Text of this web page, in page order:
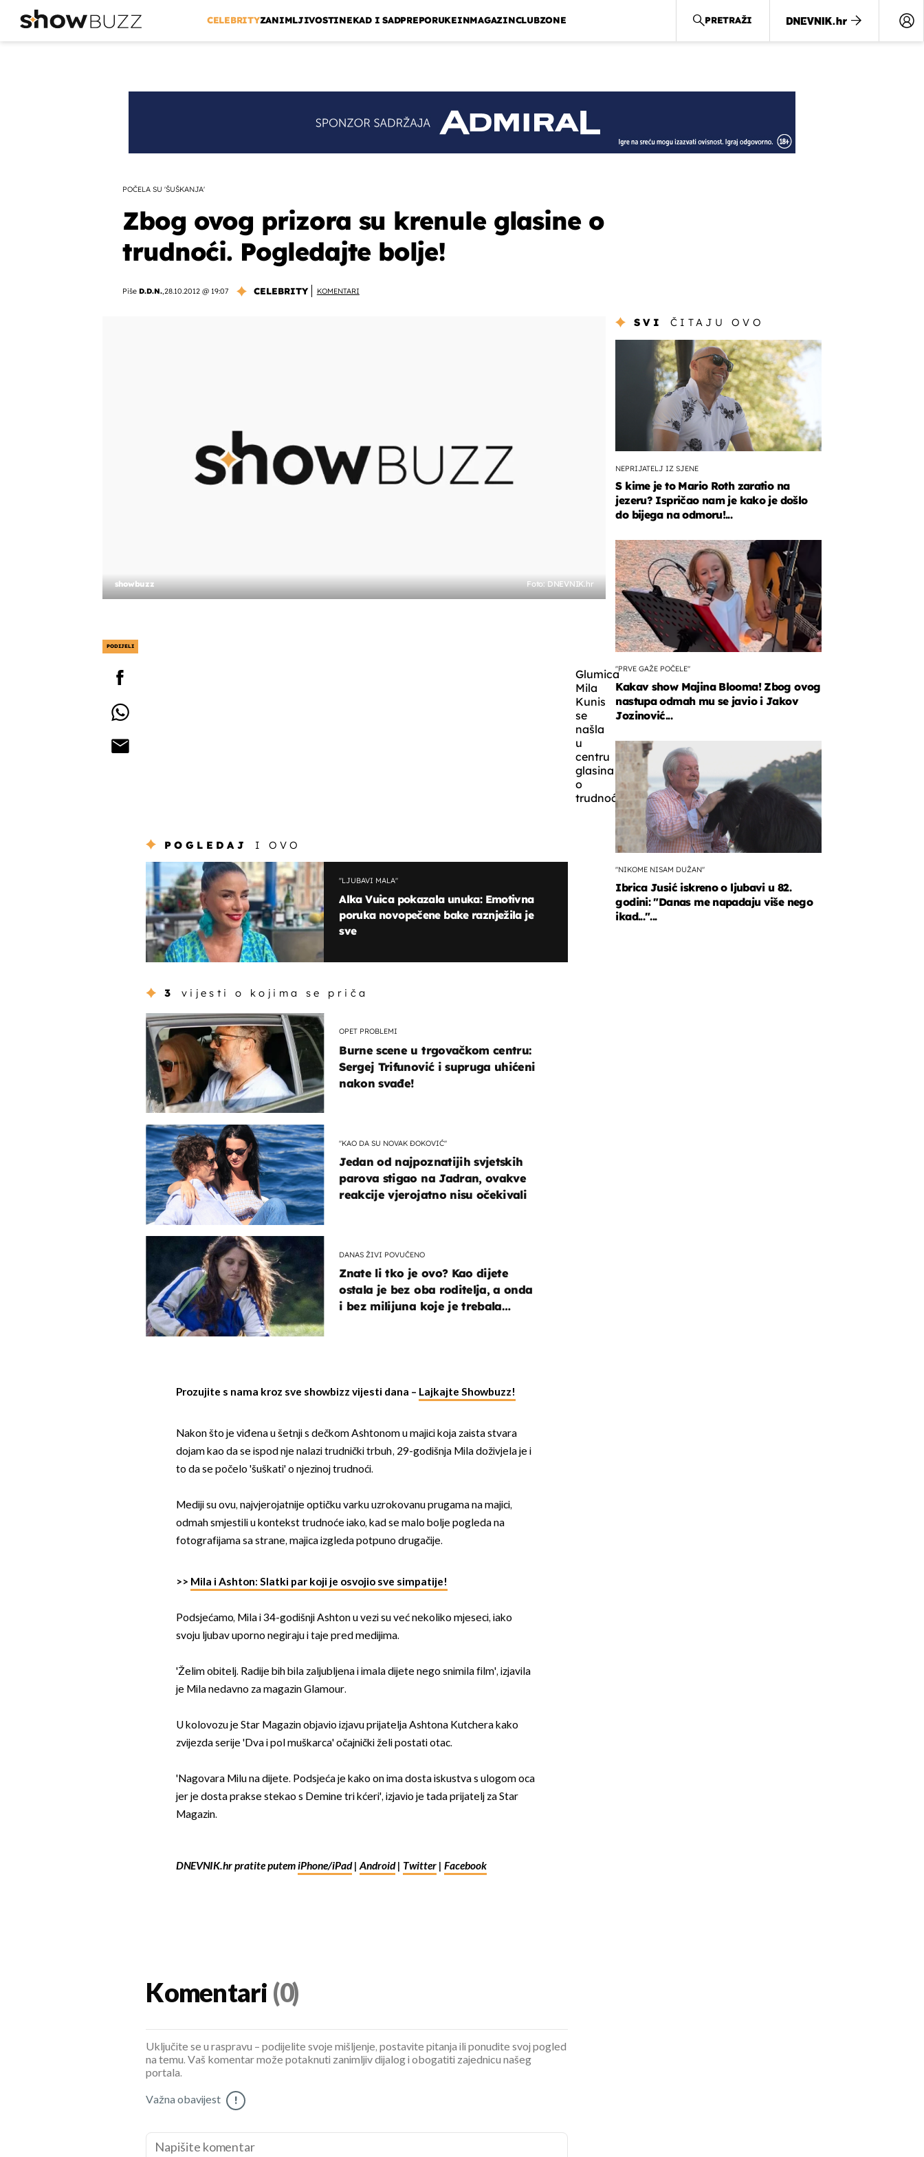
CELEBRITYZANIMLJIVOSTINEKAD I SADPREPORUKEINMAGAZINCLUBZONE PRETRAŽI
POČELA SU 'ŠUŠKANJA'
Zbog ovog prizora su krenule glasine o
trudnoći. Pogledajte bolje!
Piše D.D.N.,28.10.2012 @ 19:07 CELEBRITY KOMENTARI
showbuzz Foto: DNEVNIK.hr
PODIJELI
Glumica
Mila
Kunis
se
našla
u
centru
glasina
o
trudnoći.
POGLEDAJ I OVO
''LJUBAVI MALA''
Alka Vuica pokazala unuka: Emotivna
poruka novopečene bake raznježila je
sve
3 vijesti o kojima se priča
OPET PROBLEMI
Burne scene u trgovačkom centru:
Sergej Trifunović i supruga uhićeni
nakon svađe!
"KAO DA SU NOVAK ĐOKOVIĆ"
Jedan od najpoznatijih svjetskih
parova stigao na Jadran, ovakve
reakcije vjerojatno nisu očekivali
DANAS ŽIVI POVUČENO
Znate li tko je ovo? Kao dijete
ostala je bez oba roditelja, a onda
i bez milijuna koje je trebala
Prozujite s nama kroz sve showbizz vijesti dana – Lajkajte Showbuzz!
Nakon što je viđena u šetnji s dečkom Ashtonom u majici koja zaista stvara
dojam kao da se ispod nje nalazi trudnički trbuh, 29-godišnja Mila doživjela je i
to da se počelo 'šuškati' o njezinoj trudnoći.
Mediji su ovu, najvjerojatnije optičku varku uzrokovanu prugama na majici,
odmah smjestili u kontekst trudnoće iako, kad se malo bolje pogleda na
fotografijama sa strane, majica izgleda potpuno drugačije.
>> Mila i Ashton: Slatki par koji je osvojio sve simpatije!
Podsjećamo, Mila i 34-godišnji Ashton u vezi su već nekoliko mjeseci, iako
svoju ljubav uporno negiraju i taje pred medijima.
'Želim obitelj. Radije bih bila zaljubljena i imala dijete nego snimila film', izjavila
je Mila nedavno za magazin Glamour.
U kolovozu je Star Magazin objavio izjavu prijatelja Ashtona Kutchera kako
zvijezda serije 'Dva i pol muškarca' očajnički želi postati otac.
'Nagovara Milu na dijete. Podsjeća je kako on ima dosta iskustva s ulogom oca
jer je dosta prakse stekao s Demine tri kćeri', izjavio je tada prijatelj za Star
Magazin.
DNEVNIK.hr pratite putemiPhone/iPad|Android| Twitter| Facebook
SVI ČITAJU OVO
NEPRIJATELJ IZ SJENE
S kime je to Mario Roth zaratio na
jezeru? Ispričao nam je kako je došlo
do bijega na odmoru!...
"PRVE GAŽE POČELE"
Kakav show Majina Blooma! Zbog ovog
nastupa odmah mu se javio i Jakov
Jozinović...
"NIKOME NISAM DUŽAN"
Ibrica Jusić iskreno o ljubavi u 82.
godini: "Danas me napadaju više nego
ikad..."...
Komentari (0)
Uključite se u raspravu – podijelite svoje mišljenje, postavite pitanja ili ponudite svoj pogled
na temu. Vaš komentar može potaknuti zanimljiv dijalog i obogatiti zajednicu našeg
portala.
Važna obavijest !
OMOGUĆI OBAVIJESTI